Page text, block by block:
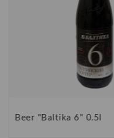
Beer "Baltika 6" 0.5l